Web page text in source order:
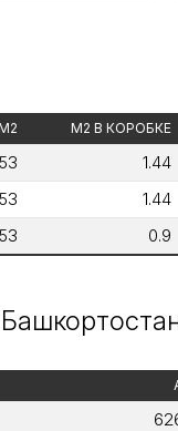
М2 В КОРОБКЕ
1.44
1.44
0.9